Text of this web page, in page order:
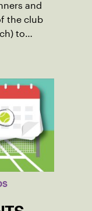
and
the club
to